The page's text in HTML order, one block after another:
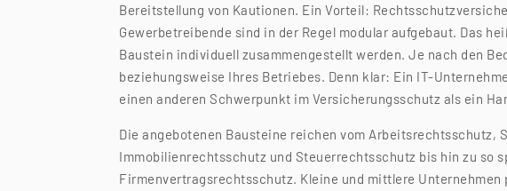
Bereitstellung von Kautionen. Ein Vorteil:
Gewerbetreibende sind in der Regel modular aufgebaut. Das
Baustein individuell zusammengestellt werden. Je nach den
beziehungsweise Ihres Betriebes. Denn klar: Ein IT-
einen anderen Schwerpunkt im Versicherungsschutz als ein
Die angebotenen Bausteine reichen vom Arbeitsrechtsschutz,
Immobilienrechtsschutz und Steuerrechtsschutz bis hin zu so
Firmenvertragsrechtsschutz. Kleine und mittlere